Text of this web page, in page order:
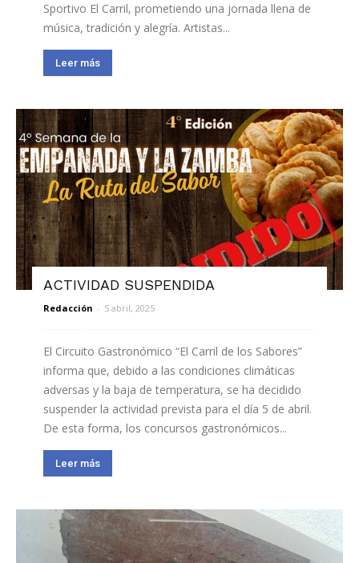
Sportivo El Carril, prometiendo una jornada llena de
música, tradición y alegría. Artistas...
Leer más
ACTIVIDAD SUSPENDIDA
Redacción - 5 abril, 2025
El Circuito Gastronómico “El Carril de los Sabores”
informa que, debido a las condiciones climáticas
adversas y la baja de temperatura, se ha decidido
suspender la actividad prevista para el día 5 de abril.
De esta forma, los concursos gastronómicos...
Leer más